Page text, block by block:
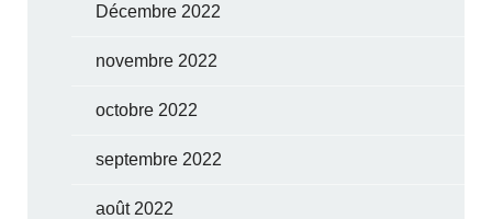
Décembre 2022
novembre 2022
octobre 2022
septembre 2022
août 2022